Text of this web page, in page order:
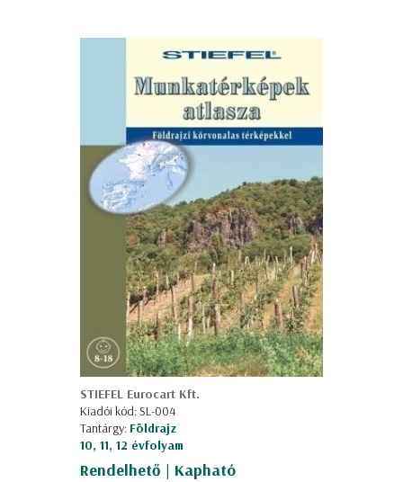
STIEFEL Eurocart Kft.
Kiadói kód: SL-004
Tantárgy: Földrajz
10, 11, 12 évfolyam
Rendelhető | Kapható